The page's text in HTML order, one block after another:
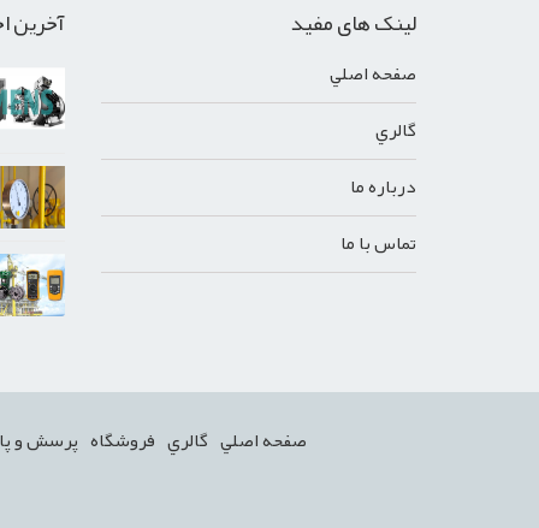
لینک های مفید
صفحه اصلي
گالري
درباره ما
تماس با ما
آخرین
صفحه اصلي گالري فروشگاه پرسش و